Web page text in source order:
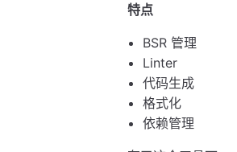
特点
BSR 管理
Linter
代码生成
格式化
依赖管理